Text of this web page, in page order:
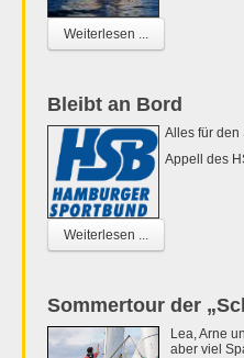
Weiterlesen ...
Bleibt an Bord
Alles für den
Appell des
Weiterlesen ...
Sommertour der
Lea, Arne
aber viel